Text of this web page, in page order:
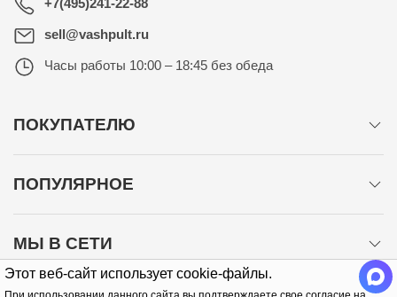
Этот веб-сайт использует cookie-файлы.
+7(495)241-22-88
sell@vashpult.ru
Часы работы 10:00 – 18:45 без обеда
ПОКУПАТЕЛЮ
ПОПУЛЯРНОЕ
МЫ В СЕТИ